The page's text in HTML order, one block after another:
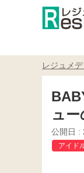
レジュメ
ュ
公開日 :
アイド